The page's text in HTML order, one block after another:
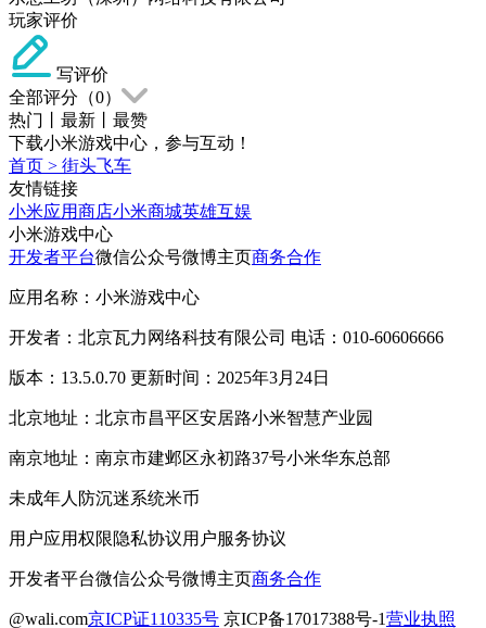
玩家评价
写评价
全部评分（0）
热门
最新
最赞
下载小米游戏中心，参与互动！
首页 > 街头飞车
友情链接
小米应用商店小米商城英雄互娱
小米游戏中心
开发者平台微信公众号微博主页商务合作
应用名称：小米游戏中心
开发者：北京瓦力网络科技有限公司 电话：010-60606666
版本：13.5.0.70 更新时间：2025年3月24日
北京地址：北京市昌平区安居路小米智慧产业园
南京地址：南京市建邺区永初路37号小米华东总部
未成年人防沉迷系统米币
用户应用权限隐私协议用户服务协议
开发者平台微信公众号微博主页商务合作
@wali.com京ICP证110335号 京ICP备17017388号-1营业执照